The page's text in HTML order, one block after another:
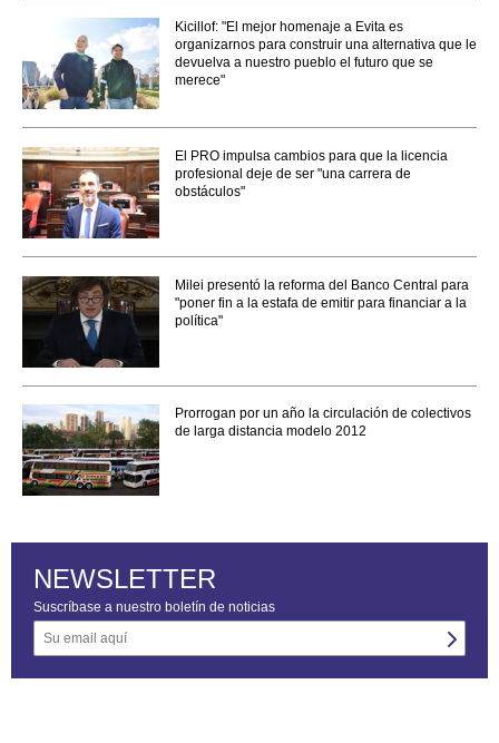
Kicillof: "El mejor homenaje a Evita es
organizarnos para construir una alternativa que le
devuelva a nuestro pueblo el futuro que se
merece"
El PRO impulsa cambios para que la licencia
profesional deje de ser "una carrera de
obstáculos"
Milei presentó la reforma del Banco Central para
"poner fin a la estafa de emitir para financiar a la
política"
Prorrogan por un año la circulación de colectivos
de larga distancia modelo 2012
NEWSLETTER
Suscríbase a nuestro boletín de noticias